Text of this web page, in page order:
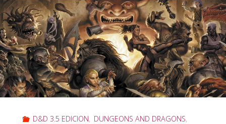
D&D 3.5 EDICION, DUNGEONS AND DRAGONS,